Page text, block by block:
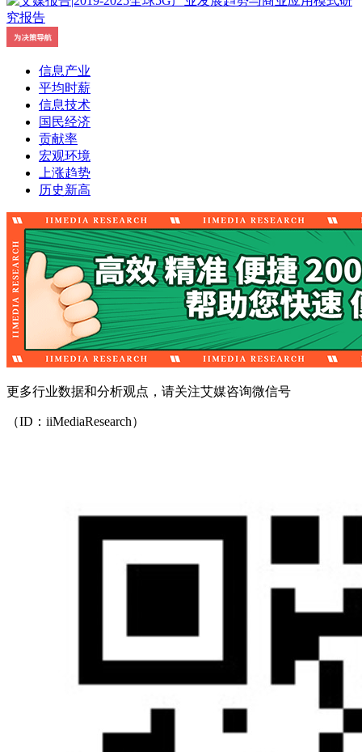
信息产业
平均时薪
信息技术
国民经济
贡献率
宏观环境
上涨趋势
历史新高
更多行业数据和分析观点，请关注艾媒咨询微信号
（ID：iiMediaResearch）